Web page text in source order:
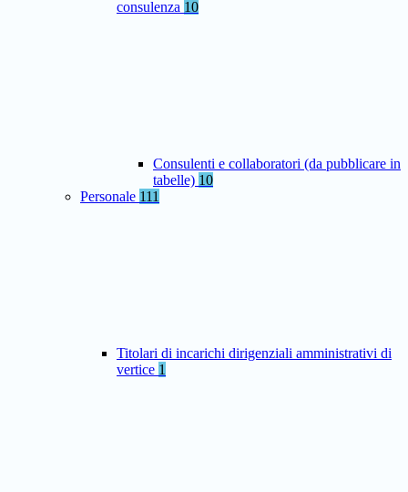
consulenza 10
Consulenti e collaboratori (da pubblicare in
tabelle) 10
Personale 111
Titolari di incarichi dirigenziali amministrativi di
vertice 1